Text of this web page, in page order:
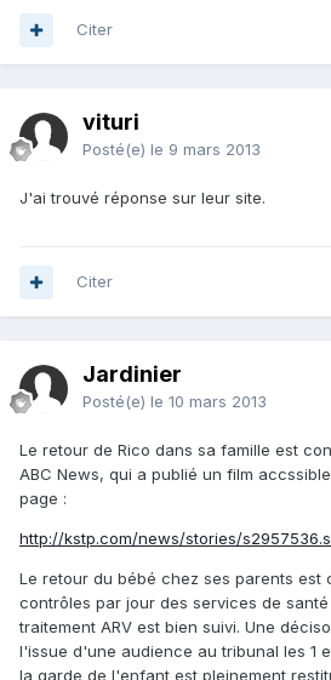
Citer
vituri
Posté(e) le 9 mars 2013
J'ai trouvé réponse sur leur site.
Citer
Jardinier
Posté(e) le 10 mars 2013
Le retour de Rico dans sa famille est
ABC News, qui a publié un film
page :
http://kstp.com/news/stories/
Le retour du bébé chez ses parents est
contrôles par jour des services de
traitement ARV est bien suivi. Une
l'issue d'une audience au tribunal les 1
la garde de l'enfant est pleinement